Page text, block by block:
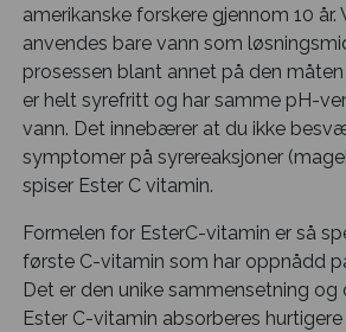
amerikanske forskere gjennom 10
anvendes bare vann som
prosessen blant annet på den
er helt syrefritt og har samme pH-
vann. Det innebærer at du ikke
symptomer på syrereaksjoner
spiser Ester C vitamin.
Formelen for EsterC-vitamin er så
første C-vitamin som har oppnådd
Det er den unike sammensetning
Ester C-vitamin absorberes